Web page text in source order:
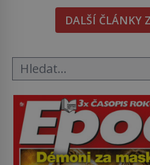
Strážníci ho dopraví zpět
„kamarádem“ je ovšem
vrahů, Jeffrey Dahmer
DALŠÍ ČLÁNKY